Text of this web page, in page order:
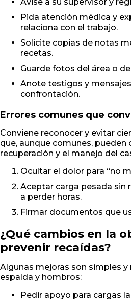
Avise a su supervisor y
Pida atención médica y
relaciona con el trabajo.
Solicite copias de notas
recetas.
Guarde fotos del área o
Anote testigos y
confrontación.
Errores comunes que
Conviene reconocer y evitar
que, aunque comunes, pueden
recuperación y el manejo del
Ocultar el dolor para “no
Aceptar carga pesada sin
a perder horas.
Firmar documentos que
¿Qué cambios en la
prevenir recaídas?
Algunas mejoras son simples y
espalda y hombros:
Pedir apoyo para cargas